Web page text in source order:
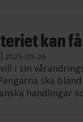
kan
2025-03-26
vill i sin
ska
handlingar